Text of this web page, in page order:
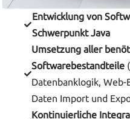
Entwicklung von
Schwerpunkt Java
Umsetzung aller
Softwarebestandteile
Datenbanklogik,
Daten Import und
Kontinuierliche